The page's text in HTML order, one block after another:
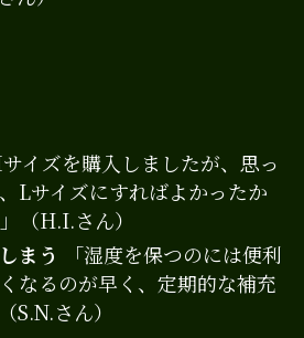
サイズを購入しましたが、思っ
Lサイズにすればよかったか
（H.I.さん）
まう
「湿度を保つのには便利
なるのが早く、定期的な補充
S.N.さん）